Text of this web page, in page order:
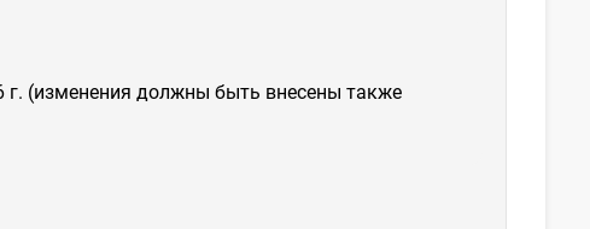
г. (изменения должны быть внесены также